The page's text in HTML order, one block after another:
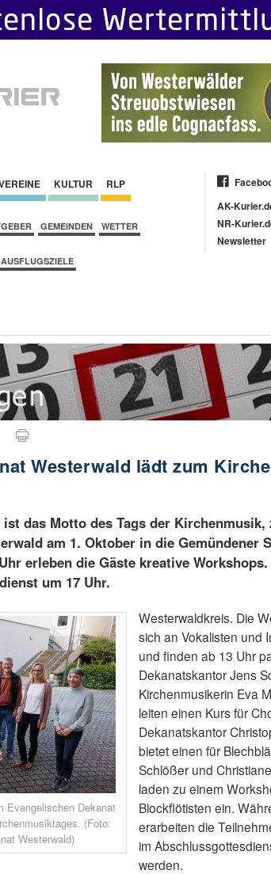
KULTUR RLP
GEMEINDEN WETTER
AUSFLUGSZIELE
AK-
NR-
Newsletter
Westerwald lädt zum
das Motto des Tags der Kirchenmusik,
am 1. Oktober in die Gemündener
erleben die Gäste kreative Workshops.
um 17 Uhr.
Evangelischen Dekanat
(Foto:
Westerwald)
Westerwaldkreis. Die
sich an Vokalisten und
und finden ab 13 Uhr
Dekanatskantor Jens
Kirchenmusikerin Eva
leiten einen Kurs für
Dekanatskantor
bietet einen für
Schlößer und
laden zu einem
Blockflötisten ein.
erarbeiten die
im
werden.